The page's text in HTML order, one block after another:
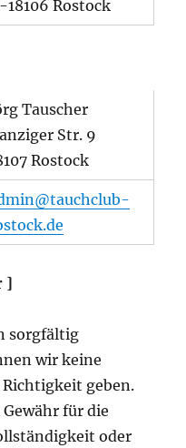
18106 Rostock
Tauscher
Str. 9
Rostock
]
sorgfältig
wir keine
geben.
für die
oder